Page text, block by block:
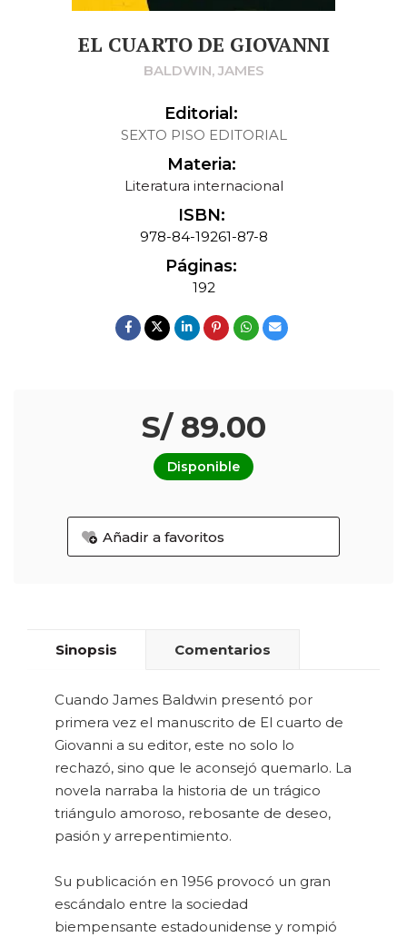
EL CUARTO DE GIOVANNI
BALDWIN, JAMES
Editorial:
SEXTO PISO EDITORIAL
Materia:
Literatura internacional
ISBN:
978-84-19261-87-8
Páginas:
192
S/ 89.00
Disponible
Añadir a favoritos
Sinopsis Comentarios
Cuando James Baldwin presentó por
primera vez el manuscrito de El cuarto de
Giovanni a su editor, este no solo lo
rechazó, sino que le aconsejó quemarlo. La
novela narraba la historia de un trágico
triángulo amoroso, rebosante de deseo,
pasión y arrepentimiento.
Su publicación en 1956 provocó un gran
escándalo entre la sociedad
biempensante estadounidense y rompió